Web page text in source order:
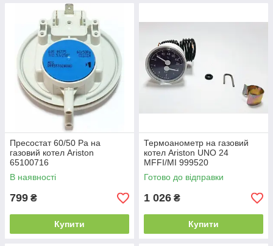
Пресостат 60/50 Pa на
газовий котел Ariston
65100716
В наявності
799 ₴
Купити
Термоанометр на газовий
котел Ariston UNO 24
MFFI/MI 999520
Готово до відправки
1 026 ₴
Купити